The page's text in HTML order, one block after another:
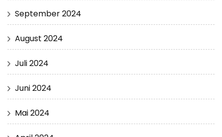
September 2024
August 2024
Juli 2024
Juni 2024
Mai 2024